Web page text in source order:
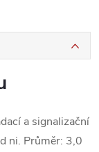
a signalizační
ni. Průměr: 3,0